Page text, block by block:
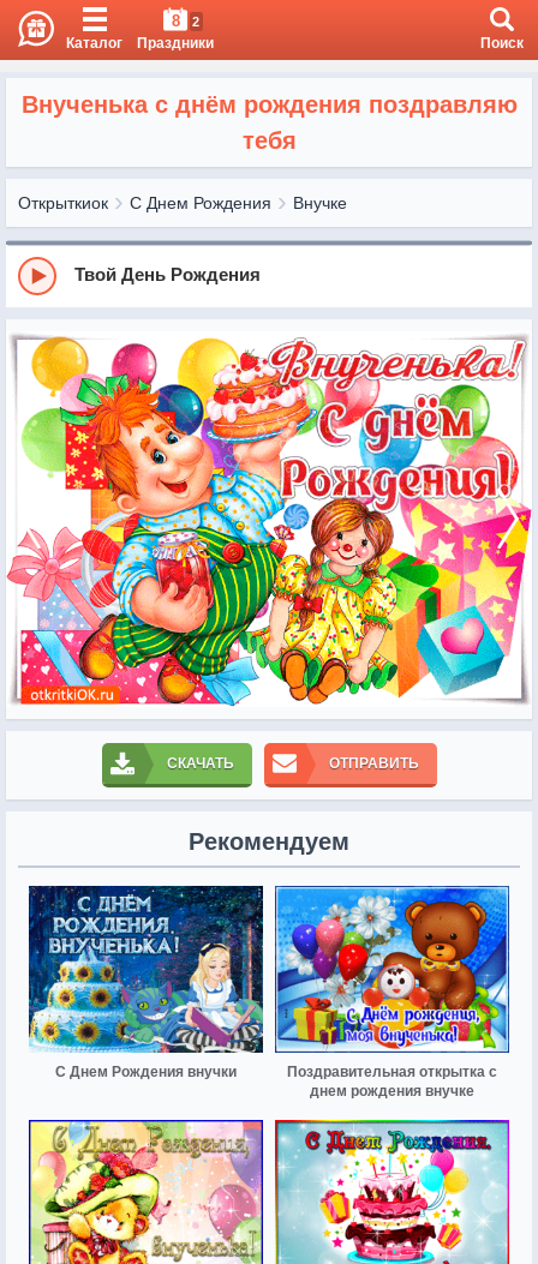
Каталог
8 2
Праздники Поиск
Внученька с днём рождения поздравляю
тебя
Открыткиок С Днем Рождения Внучке
Твой День Рождения
СКАЧАТЬ ОТПРАВИТЬ
Рекомендуем
С Днем Рождения внучки
Поздравительная открытка с
днем рождения внучке